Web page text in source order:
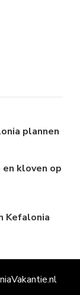
plannen
kloven op
Kefalonia